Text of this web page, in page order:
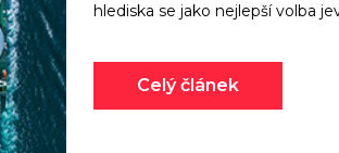
hlediska se jako nejlepší volba
Celý článek